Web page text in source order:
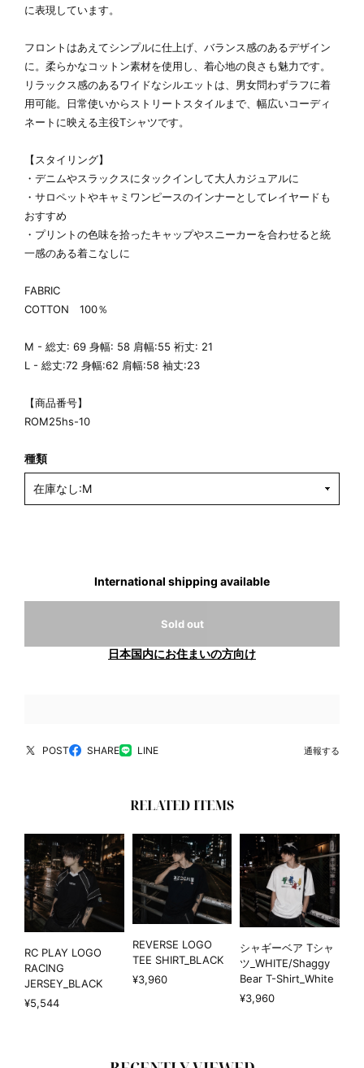
に表現しています。
フロントはあえてシンプルに仕上げ、バランス感のあるデザイン
に。柔らかなコットン素材を使用し、着心地の良さも魅力です。
リラックス感のあるワイドなシルエットは、男女問わずラフに着
用可能。日常使いからストリートスタイルまで、幅広いコーディ
ネートに映える主役Tシャツです。
【スタイリング】
・デニムやスラックスにタックインして大人カジュアルに
・サロペットやキャミワンピースのインナーとしてレイヤードも
おすすめ
・プリントの色味を拾ったキャップやスニーカーを合わせると統
一感のある着こなしに
FABRIC
COTTON 100％
M - 総丈: 69 身幅: 58 肩幅:55 裄丈: 21
L - 総丈:72 身幅:62 肩幅:58 袖丈:23
【商品番号】
ROM25hs-10
種類
International shipping available
Sold out
日本国内にお住まいの方向け
POST SHARE LINE 通報する
RELATED ITEMS
RC PLAY LOGO
RACING
JERSEY_BLACK
¥5,544
REVERSE LOGO
TEE SHIRT_BLACK
¥3,960
シャギーベア Tシャ
ツ_WHITE/Shaggy
Bear T-Shirt_White
¥3,960